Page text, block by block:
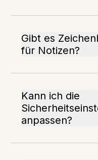
Gibt es
für Notizen?
Kann ich die
anpassen?